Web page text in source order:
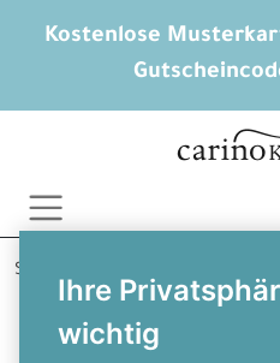
Kostenlose
Ihre
wichtig
Startseite
Save the Date Karten
Moderne,